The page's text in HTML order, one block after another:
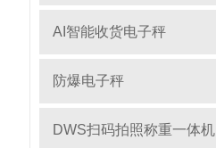
AI智能收货电子秤
防爆电子秤
DWS扫码拍照称重一体机